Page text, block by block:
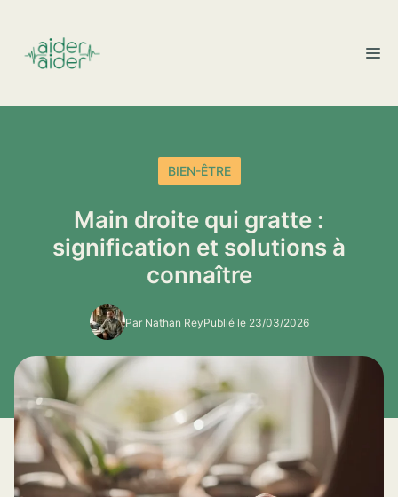
contenu
BIEN-ÊTRE
Main droite qui gratte :
signification et solutions à
connaître
Par Nathan ReyPublié le 23/03/2026